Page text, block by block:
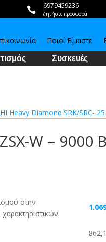
 6979459236
ζητήστε προσφορά
Ποιοί Είμαστε
Συσκευές
Heavy Diamond SRK/SRC-
W – 9000
στην